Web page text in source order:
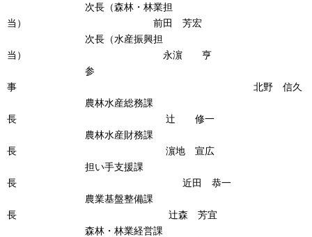
次長（森林・林業担
当） 前田 芳宏
次長（水産振興担
当） 永濵 亨
参
事 北野 信久
農林水産総務課
長 辻 修一
農林水産財務課
長 濵地 宣広
担い手支援課
長 近田 恭一
農業基盤整備課
長 辻森 芳宜
森林・林業経営課